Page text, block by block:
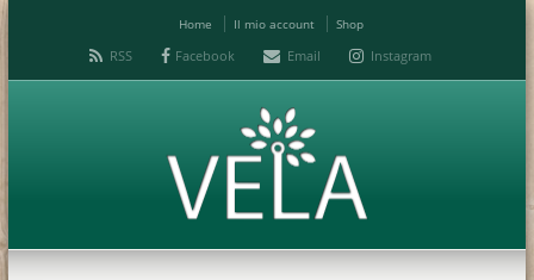
Home Il mio account Shop
RSS Facebook Email Instagram